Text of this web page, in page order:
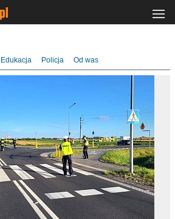
Edukacja Policja Od was